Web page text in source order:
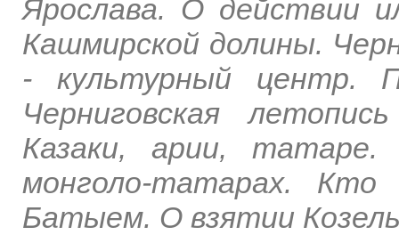
Ярослава. О действии
Кашмирской долины.
- культурный центр.
Черниговская
Казаки, арии,
монголо-татарах.
Батыем. О взятии